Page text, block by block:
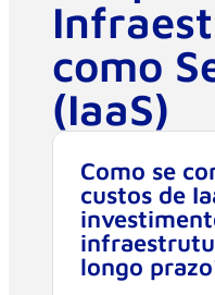
como
(IaaS)
Como se
custos de
longo